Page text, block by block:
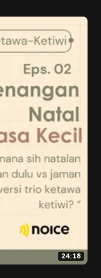
24:18